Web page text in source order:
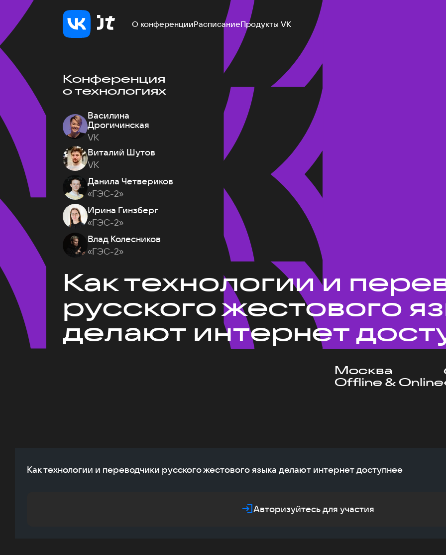
О конференцииРасписаниеПродукты VK
Конференция
о технологиях
Василина
Дрогичинская
VK
Виталий Шутов
VK
Данила Четвериков
«ГЭС-2»
Ирина Гинзберг
«ГЭС-2»
Влад Колесников
«ГЭС-2»
Как технологии и
русского жестового
делают интернет
Москва
Offline & Online
Как технологии и переводчики русского жестового языка делают интернет доступнее
Авторизуйтесь для участия